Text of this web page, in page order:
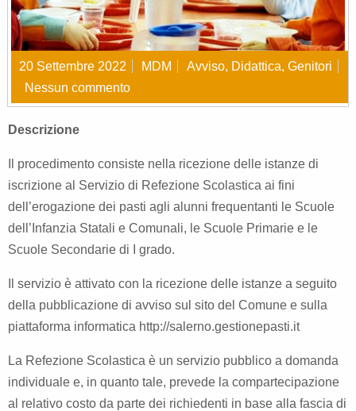
20 Settembre 2022 MDM Avviso, Didattica, Genitori
Nessun commento
Descrizione
Il procedimento consiste nella ricezione delle istanze di
iscrizione al Servizio di Refezione Scolastica ai fini
dell’erogazione dei pasti agli alunni frequentanti le Scuole
dell’Infanzia Statali e Comunali, le Scuole Primarie e le
Scuole Secondarie di I grado.
Il servizio è attivato con la ricezione delle istanze a seguito
della pubblicazione di avviso sul sito del Comune e sulla
piattaforma informatica http://salerno.gestionepasti.it
La Refezione Scolastica è un servizio pubblico a domanda
individuale e, in quanto tale, prevede la compartecipazione
al relativo costo da parte dei richiedenti in base alla fascia di